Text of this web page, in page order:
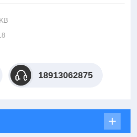
18913062875